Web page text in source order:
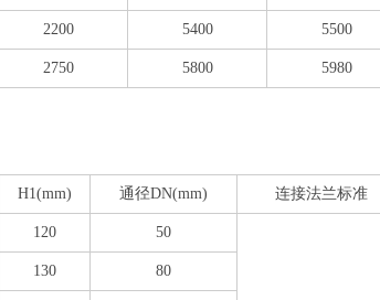
2200 5400 5500
2750 5800 5980
H1(mm) 通径DN(mm) 连接法兰标准
120 50
130 80